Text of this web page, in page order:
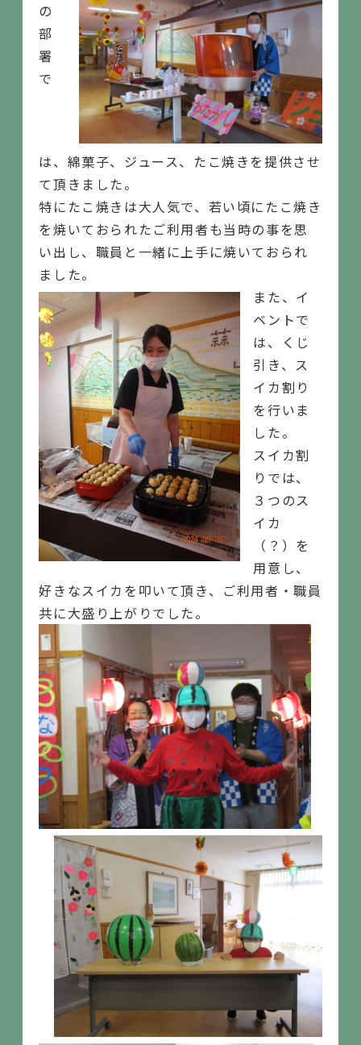
の
部
署
で
は、綿菓子、ジュース、たこ焼きを提供させ
て頂きました。
特にたこ焼きは大人気で、若い頃にたこ焼き
を焼いておられたご利用者も当時の事を思
い出し、職員と一緒に上手に焼いておられ
ました。
また、イ
ベントで
は、くじ
引き、ス
イカ割り
を行いま
した。
スイカ割
りでは、
３つのス
イカ
（？）を
用意し、
好きなスイカを叩いて頂き、ご利用者・職員
共に大盛り上がりでした。